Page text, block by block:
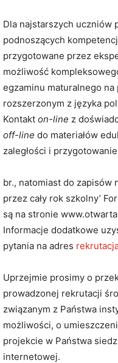
Dla najstarszych
podnoszących
przygotowane przez
możliwość
egzaminu maturalnego
rozszerzonym z języka
Kontakt on-line z
off-line do materiałów
zaległości i
br., natomiast do zapisów
przez cały rok szkolny’
są na stronie
Informacje dodatkowe
pytania na adres
Uprzejmie prosimy o
prowadzonej rekrutacji
związanym z Państwa
możliwości, o
projekcie w Państwa
internetowej.